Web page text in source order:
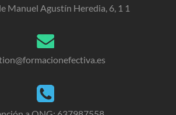
Manuel Agustín Heredia, 6, 1 1